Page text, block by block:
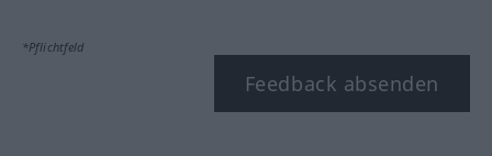
*Pflichtfeld
Feedback absenden